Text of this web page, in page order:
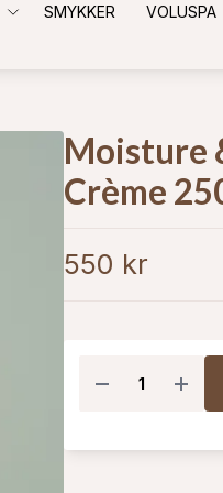
SMYKKER VOLUSPA
Moisture
Crème
550 kr